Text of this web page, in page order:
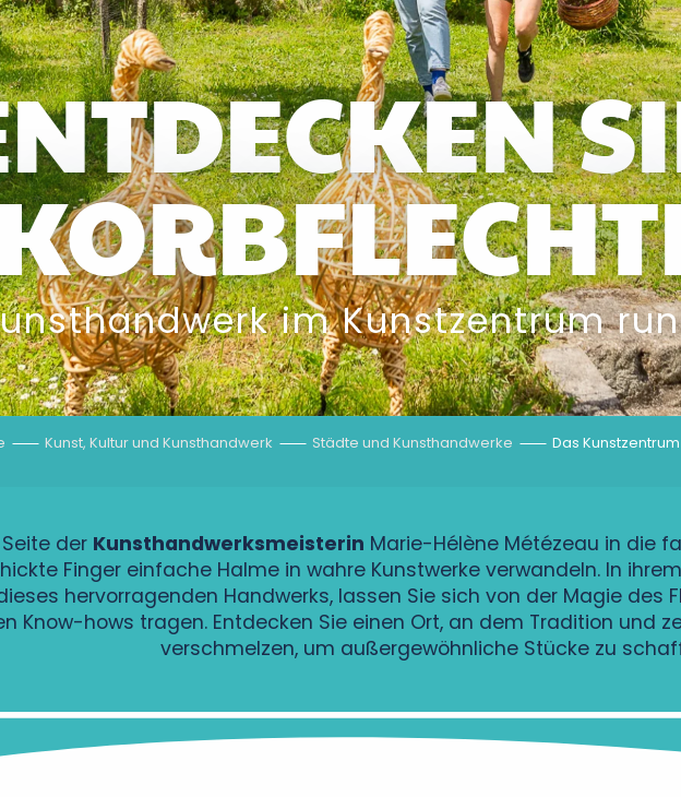
im Kunstzentrum
Kunst, Kultur und Kunsthandwerk Städte und Kunsthandwerke Das
der Kunsthandwerksmeisterin Marie-Hélène Métézeau in die
Finger einfache Halme in wahre Kunstwerke verwandeln. In
hervorragenden Handwerks, lassen Sie sich von der Magie des
Know-hows tragen. Entdecken Sie einen Ort, an dem Tradition und
verschmelzen, um außergewöhnliche Stücke zu